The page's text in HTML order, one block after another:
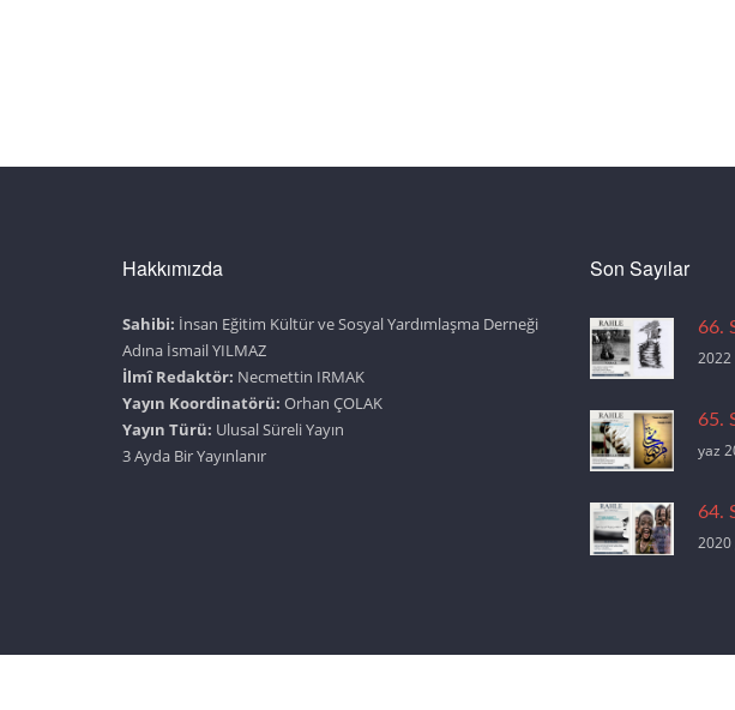
Hakkımızda
Sahibi: İnsan Eğitim Kültür ve Sosyal Yardımlaşma Derneği
Adına İsmail YILMAZ
İlmî Redaktör: Necmettin IRMAK
Yayın Koordinatörü: Orhan ÇOLAK
Yayın Türü: Ulusal Süreli Yayın
3 Ayda Bir Yayınlanır
Son Sayılar
66.
65.
yaz
64.
2020